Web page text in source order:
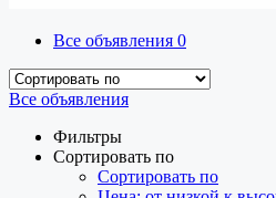
Все объявления 0
Все объявления
Фильтры
Сортировать по
Сортировать по